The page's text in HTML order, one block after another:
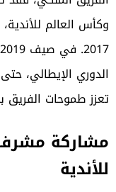
وكأس العالم
الدوري الإيطالي،
تعزز طموحات الفريق
مشاركة
للأندية